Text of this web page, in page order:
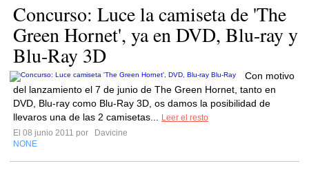
Concurso: Luce la camiseta de 'The
Green Hornet', ya en DVD, Blu-ray y
Blu-Ray 3D
Con motivo
del lanzamiento el 7 de junio de The Green Hornet, tanto en
DVD, Blu-ray como Blu-Ray 3D, os damos la posibilidad de
llevaros una de las 2 camisetas...
Leer el resto
El 08 junio 2011 por
Davicine
NONE